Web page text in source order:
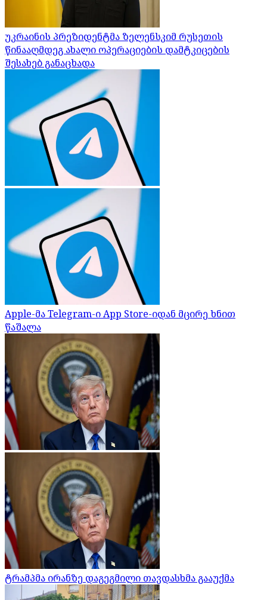
უკრაინის პრეზიდენტმა ზელენსკიმ რუსეთის
წინააღმდეგ ახალი ოპერაციების დამტკიცების
შესახებ განაცხადა
Apple-მა Telegram-ი App Store-იდან მცირე ხნით
წაშალა
ტრამპმა ირანზე დაგეგმილი თავდასხმა გააუქმა